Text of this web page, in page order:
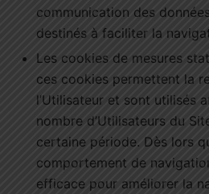
communication des
destinés à faciliter la
Les cookies de mesures
ces cookies permettent la
l’Utilisateur et sont utilisés
nombre d’Utilisateurs du
certaine période. Dès lors
comportement de
efficace pour améliorer la